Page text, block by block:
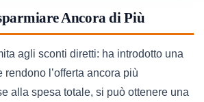
Ancora di Più
agli sconti diretti: ha introdotto una
l’offerta ancora più
alla spesa totale, si può ottenere una